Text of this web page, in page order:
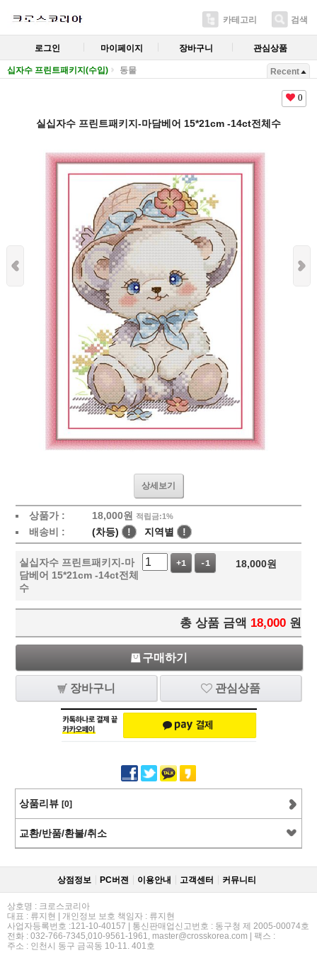
카테고리 검색
로그인 마이페이지 장바구니 관심상품
십자수 프린트패키지(수입) 동물 Recent
0
실십자수 프린트패키지-마담베어 15*21cm -14ct전체수
상세보기
상품가 : 18,000원 적립금:1%
배송비 : (차등) ! 지역별 !
실십자수 프린트패키지-마
담베어 15*21cm -14ct전체
수
+1 -1 18,000원
총 상품 금액 18,000 원
구매하기
장바구니 관심상품
상품리뷰 [0]
교환/반품/환불/취소
상점정보 PC버젼 이용안내 고객센터 커뮤니티
상호명 : 크로스코리아
대표 : 류지현 | 개인정보 보호 책임자 : 류지현
사업자등록번호 :121-10-40157 | 통신판매업신고번호 : 동구청 제 2005-00074호
전화 : 032-766-7345,010-9561-1961, master@crosskorea.com | 팩스 :
주소 : 인천시 동구 금곡동 10-11. 401호